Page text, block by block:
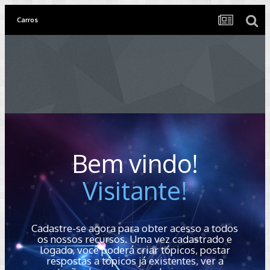
Carros
Bem vindo!
Visitante!
Cadastre-se agora para obter acesso a todos
os nossos recursos. Uma vez cadastrado e
logado, você poderá criar tópicos, postar
respostas a tópicos já existentes, ver a